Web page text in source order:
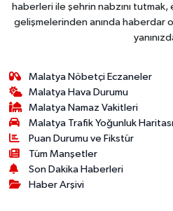
haberleri ile şehrin nabzını
gelişmelerinden anında haberdar
Malatya Nöbetçi Eczaneler
Malatya Hava Durumu
Malatya Namaz Vakitleri
Malatya Trafik Yoğunluk Haritası
Puan Durumu ve Fikstür
Tüm Manşetler
Son Dakika Haberleri
Haber Arşivi